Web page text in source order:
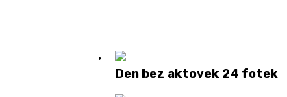
Den bez aktovek 24 fotek